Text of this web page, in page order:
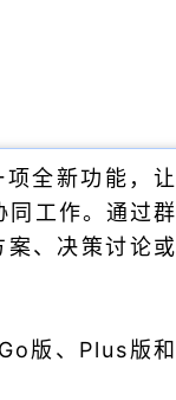
全新功能，让
工作。通过群
、决策讨论或
版、Plus版和